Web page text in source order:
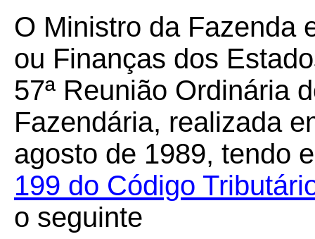
O Ministro da Fazenda
ou Finanças dos
57ª Reunião Ordinária
Fazendária, realizada
agosto de 1989, tendo
199 do Código
o seguinte